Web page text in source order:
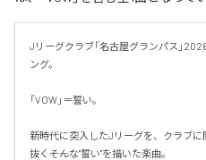
Jリーグクラブ「名古屋グランパス」
ング。
「VOW」＝誓い。
新時代に突入したJリーグを、クラブ
抜く――そんな"誓い"を描いた楽曲。